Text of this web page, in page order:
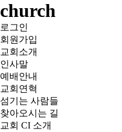
church
로그인
회원가입
교회소개
인사말
예배안내
교회연혁
섬기는 사람들
찾아오시는 길
교회 CI 소개